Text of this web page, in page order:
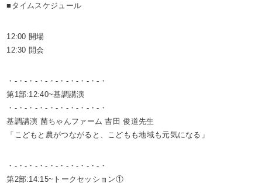
■タイムスケジュール
12:00 開場
12:30 開会
・-・-・-・-・-・-・-・-・-・
第1部:12:40~基調講演
・-・-・-・-・-・-・-・-・-・
基調講演 菌ちゃんファーム 吉田 俊道先生
「こどもと農がつながると、こどもも地域も元気になる」
・-・-・-・-・-・-・-・-・-・
第2部:14:15~トークセッション①